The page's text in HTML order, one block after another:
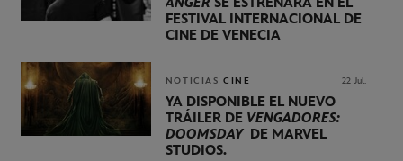
FESTIVAL INTERNACIONAL DE
CINE DE VENECIA
NOTICIAS CINE 22 Jul.
YA DISPONIBLE EL NUEVO
TRÁILER DE VENGADORES:
DOOMSDAYDE MARVEL
STUDIOS.